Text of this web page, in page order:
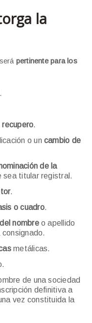
la
pertinente para los
.
recupero.
o un cambio de
de la
sea titular registral.
.
o cuadro.
nombreo apellido
metálicas.
de una sociedad
definitiva a
vez constituida la